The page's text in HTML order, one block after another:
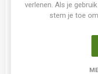
verlenen. Als je
stem je toe